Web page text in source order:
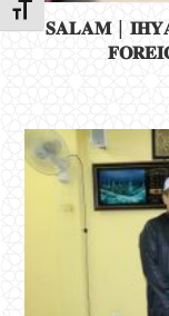
Toggle Font size
𝐒𝐀𝐋𝐀𝐌 |